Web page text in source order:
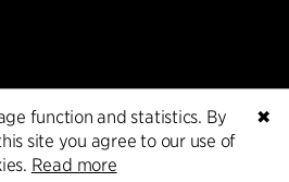
✖
function and statistics. By
site you agree to our use of
Read more